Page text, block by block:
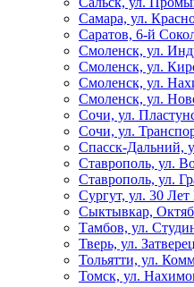
Самара, ул.
Саратов, 6-й
Смоленск, ул.
Смоленск, ул.
Смоленск, ул.
Смоленск, ул.
Сочи, ул.
Сочи, ул.
Спасск-Дальний,
Ставрополь, ул.
Ставрополь, ул.
Сургут, ул. 30
Сыктывкар,
Тамбов, ул.
Тверь, ул.
Тольятти, ул.
Томск, ул.